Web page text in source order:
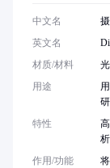
中文名
英文名
材质/材料
用途
特性
作用/功能